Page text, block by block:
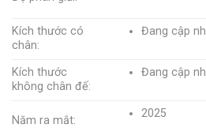
Kích thước có
chân:
Đang cập
Kích thước
không chân đế:
Đang cập
Năm ra mắt:
2025